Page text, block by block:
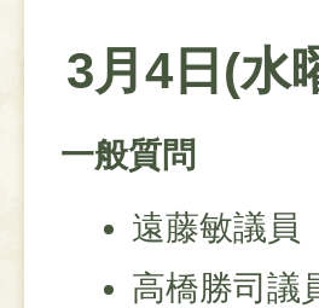
3月4日(水
一般質問
遠藤敏議員
高橋勝司議